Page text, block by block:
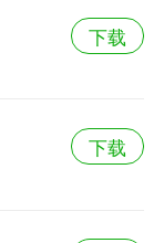
下载
下载